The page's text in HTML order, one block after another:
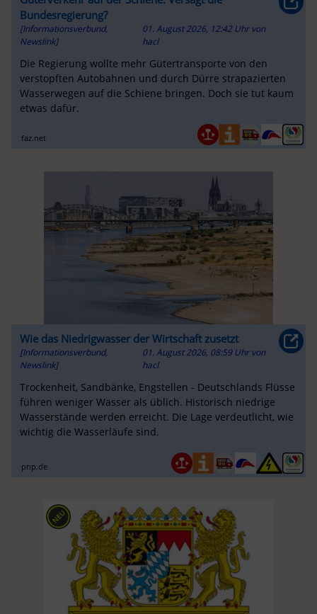
Bundesregierung?
[Informationsverbund,
Newslink]
01. August 2026, 12:42 Uhr von
hacl
Die Regierung wollte mehr Gütertransporte von den
verstopften Autobahnen und durch Dürre strapazierten
Wasserwegen auf die Schiene bringen. Doch sie tut kaum
etwas dafür.
faz.net
Wie das Niedrigwasser der Wirtschaft zusetzt
[Informationsverbund,
Newslink]
01. August 2026, 08:59 Uhr von
hacl
Trockenheit, Sandbänke, Engstellen - Deutschlands Flüsse
führen weniger Wasser als üblich. Historisch niedrige
Wasserstände werden erreicht. Die Lage verdeutlicht, wie
wichtig die Wasserläufe sind.
pnp.de